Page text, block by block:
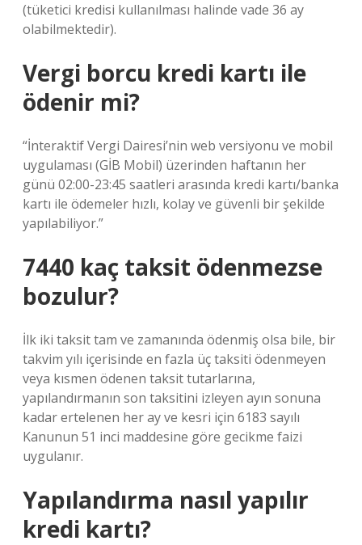
(tüketici kredisi kullanılması halinde vade 36 ay
olabilmektedir).
Vergi borcu kredi kartı ile
ödenir mi?
“İnteraktif Vergi Dairesi’nin web versiyonu ve mobil
uygulaması (GİB Mobil) üzerinden haftanın her
günü 02:00-23:45 saatleri arasında kredi kartı/banka
kartı ile ödemeler hızlı, kolay ve güvenli bir şekilde
yapılabiliyor.”
7440 kaç taksit ödenmezse
bozulur?
İlk iki taksit tam ve zamanında ödenmiş olsa bile, bir
takvim yılı içerisinde en fazla üç taksiti ödenmeyen
veya kısmen ödenen taksit tutarlarına,
yapılandırmanın son taksitini izleyen ayın sonuna
kadar ertelenen her ay ve kesri için 6183 sayılı
Kanunun 51 inci maddesine göre gecikme faizi
uygulanır.
Yapılandırma nasıl yapılır
kredi kartı?